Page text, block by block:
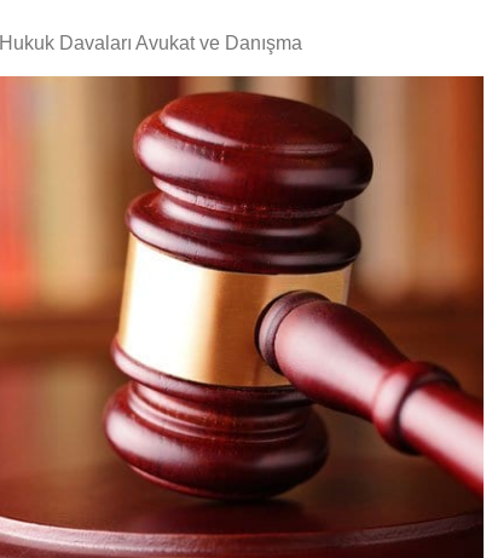
Hukuk Davaları Avukat ve Danışma